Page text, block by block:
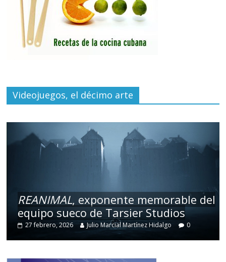
Videojuegos, el décimo arte
REANIMAL, exponente memorable del
equipo sueco de Tarsier Studios
27 febrero, 2026 Julio Marcial Martínez Hidalgo 0